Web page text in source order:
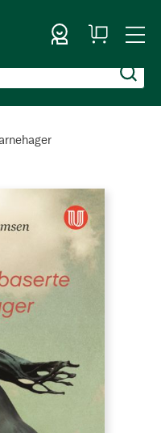
Sign In
My
Cart